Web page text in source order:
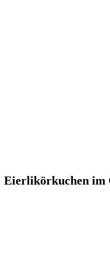
Eierlikörkuchen im